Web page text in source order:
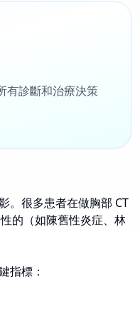
有診斷和治療決策
。很多患者在做胸部 CT
的（如陳舊性炎症、林
指標：